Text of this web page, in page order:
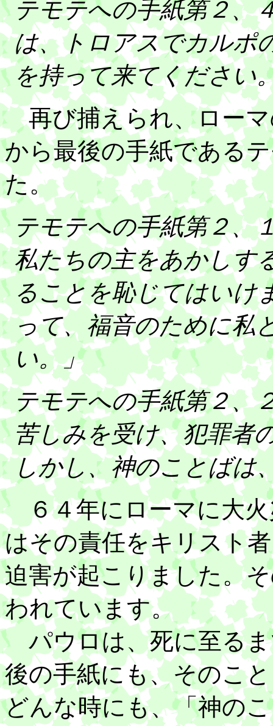
テモテへの手紙第２、
は、トロアスでカルポ
を持って来てください
再び捕えられ、ローマ
から最後の手紙である
た。
テモテへの手紙第２、
私たちの主をあかしす
ることを恥じてはいけ
って、福音のために私
い。」
テモテへの手紙第２、
苦しみを受け、犯罪者
しかし、神のことばは
６４年にローマに大火
はその責任をキリスト
迫害が起こりました。
われています。
パウロは、死に至るま
後の手紙にも、そのこ
どんな時にも、「神の